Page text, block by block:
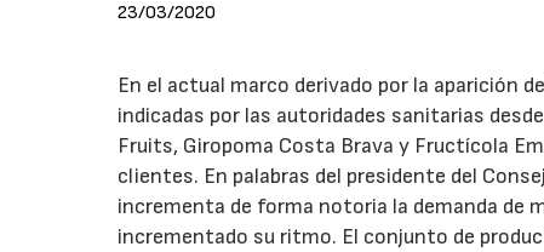
23/03/2020
En el actual marco derivado por la aparición
indicadas por las autoridades sanitarias
Fruits, Giropoma Costa Brava y Fructícola
clientes. En palabras del presidente del
incrementa de forma notoria la demanda de
incrementado su ritmo. El conjunto de